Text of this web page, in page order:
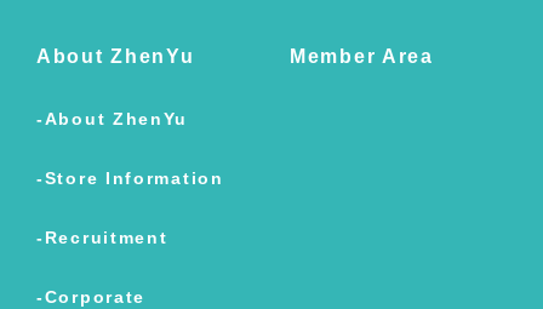
About ZhenYu
About ZhenYu
Store Information
Recruitment
Corporate
Member Area